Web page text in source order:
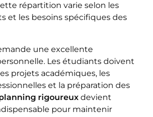
répartition varie selon les
et les besoins spécifiques des
une excellente
Les étudiants doivent
projets académiques, les
et la préparation des
rigoureux devient
pour maintenir